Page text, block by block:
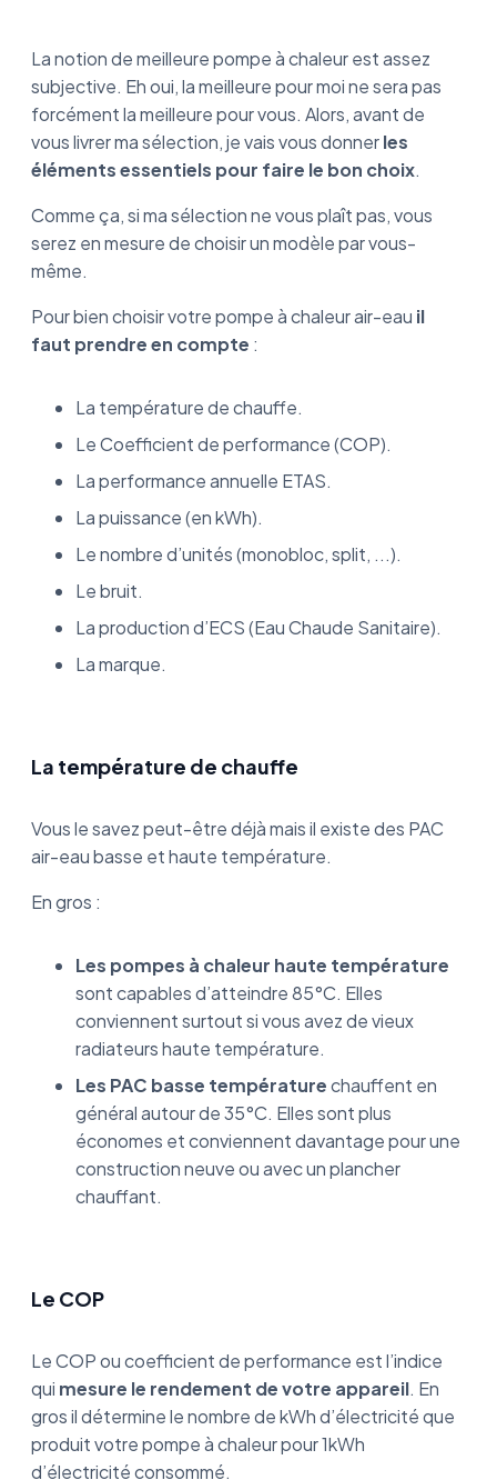
La notion de meilleure pompe à chaleur est assez
subjective. Eh oui, la meilleure pour moi ne sera pas
forcément la meilleure pour vous. Alors, avant de
vous livrer ma sélection, je vais vous donnerles
éléments essentiels pour faire le bon choix.
Comme ça, si ma sélection ne vous plaît pas, vous
serez en mesure de choisir un modèle par vous-
même.
Pour bien choisir votre pompe à chaleur air-eau il
faut prendre en compte :
La température de chauffe.
Le Coefficient de performance (COP).
La performance annuelle ETAS.
La puissance (en kWh).
Le nombre d’unités (monobloc, split, ...).
Le bruit.
La production d’ECS (Eau Chaude Sanitaire).
La marque.
La température de chauffe
Vous le savez peut-être déjà mais il existe des PAC
air-eau basse et haute température.
En gros :
Les pompes à chaleur haute température
sont capables d’atteindre 85°C. Elles
conviennent surtout si vous avez de vieux
radiateurs haute température.
Les PAC basse températurechauffent en
général autour de 35°C. Elles sont plus
économes et conviennent davantage pour une
construction neuve ou avec un plancher
chauffant.
Le COP
Le COP ou coefficient de performance est l’indice
qui mesure le rendement de votre appareil. En
gros il détermine le nombre de kWh d’électricité que
produit votre pompe à chaleur pour 1kWh
d’électricité consommé.